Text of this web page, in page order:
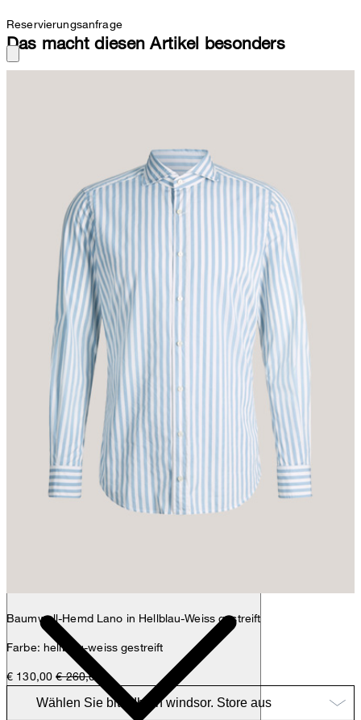
Reservierungsanfrage
Baumwoll-Hemd Lano in Hellblau-Weiss gestreift
Farbe: hellblau-weiss gestreift
€ 130,00 € 260,00
Das macht diesen Artikel besonders
einen abgerundeten Saumabschluss mit akzentvollen Details im